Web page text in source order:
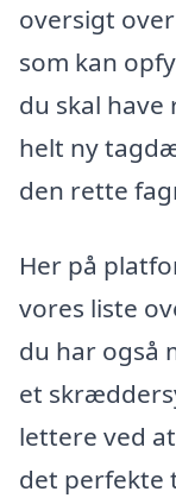
oversigt
som kan
du skal
helt ny
den rette
Her på
vores liste
du har også
et
lettere ved
det perfekte